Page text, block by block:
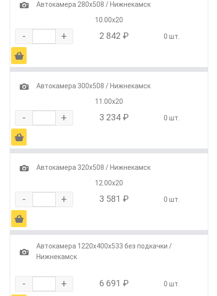
1
Автокамера 280х508 / Нижнекамск
10.00х20
- + 2 842 ₽ 0 шт.
Ä
1
Автокамера 300х508 / Нижнекамск
11.00х20
- + 3 234 ₽ 0 шт.
Ä
1
Автокамера 320х508 / Нижнекамск
12.00х20
- + 3 581 ₽ 0 шт.
Ä
1
Автокамера 1220х400х533 без подкачки /
Нижнекамск
- + 6 691 ₽ 0 шт.